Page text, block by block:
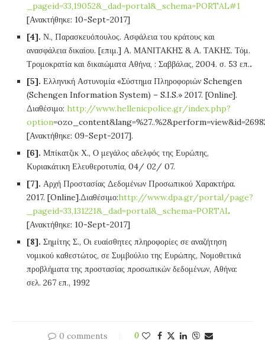
_pageid=33,19052&_dad=portal&_schema=PORTAL#1
[Ανακτήθηκε: 10-Sept-2017]
[4]. Ν., Παρασκευόπουλος. Ασφάλεια του κράτους και
ανασφάλεια δικαίου. [επιμ.] Α. ΜΑΝΙΤΑΚΗΣ & Α. ΤΑΚΗΣ. Τόμ.
Τρομοκρατία και δικαιώματα Αθήνα, : Σαββάλας, 2004. σ. 53 επ..
[5]. Ελληνική Αστυνομία «Σύστημα Πληροφοριών Schengen
(Schengen Information System) – S.I.S.» 2017. [Online].
Διαθέσιμο: http://www.hellenicpolice.gr/index.php?
option
[Ανακτήθηκε: 09-Sept-2017].
[6]. Μπίκατζικ Χ., Ο μεγάλος αδελφός της Ευρώπης,
Κυριακάτικη Ελευθεροτυπία, 04/ 02/ 07.
[7]. Αρχή Προστασίας Δεδομένων Προσωπικού Χαρακτήρα.
2017. [Online].Διαθέσιμο:http://www.dpa.gr/portal/page?
_pageid=33,131221&_dad=portal&_schema=PORTAL
[Ανακτήθηκε: 10-Sept-2017]
[8]. Σημίτης Σ., Οι ευαίσθητες πληροφορίες σε αναζήτηση
νομικού καθεστώτος, σε Συμβούλιο της Ευρώπης, Νομοθετικά
προβλήματα της προστασίας προσωπικών δεδομένων, Αθήνα:
σελ. 267 επ., 1992
0 comments 0